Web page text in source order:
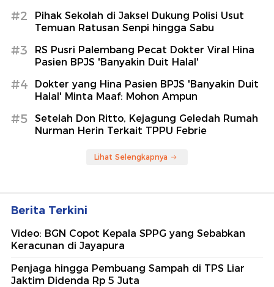
#2
Pihak Sekolah di Jaksel Dukung Polisi Usut
Temuan Ratusan Senpi hingga Sabu
#3
RS Pusri Palembang Pecat Dokter Viral Hina
Pasien BPJS 'Banyakin Duit Halal'
#4
Dokter yang Hina Pasien BPJS 'Banyakin Duit
Halal' Minta Maaf: Mohon Ampun
#5
Setelah Don Ritto, Kejagung Geledah Rumah
Nurman Herin Terkait TPPU Febrie
Lihat Selengkapnya
Berita Terkini
Video: BGN Copot Kepala SPPG yang Sebabkan
Keracunan di Jayapura
Penjaga hingga Pembuang Sampah di TPS Liar
Jaktim Didenda Rp 5 Juta